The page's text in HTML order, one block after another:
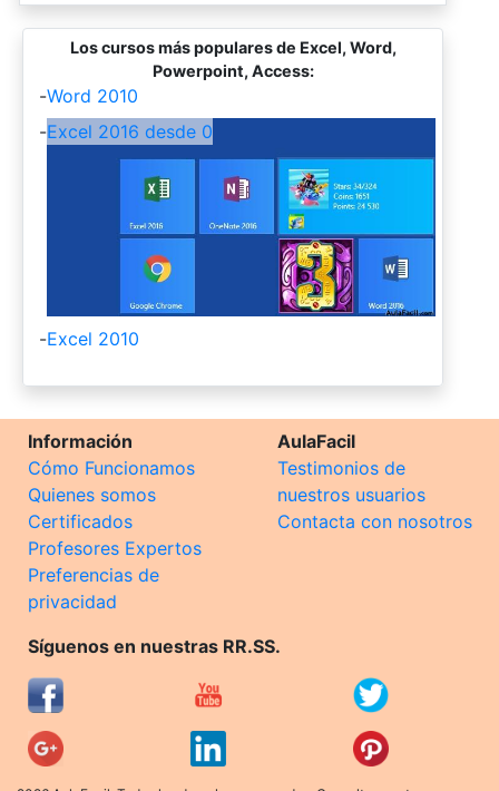
Los cursos más populares de Excel, Word,
Powerpoint, Access:
-Word 2010
-Excel 2016 desde 0
-Excel 2010
Información
Cómo Funcionamos
Quienes somos
Certificados
Profesores Expertos
Preferencias de
privacidad
AulaFacil
Testimonios de
nuestros usuarios
Contacta con nosotros
Síguenos en nuestras RR.SS.